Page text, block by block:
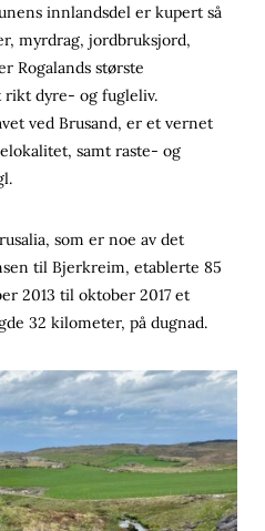
innlandsdel er kupert så
myrdrag, jordbruksjord,
Rogalands største
rikt dyre- og fugleliv.
ved Brusand, er et vernet
samt raste- og
som er noe av det
til Bjerkreim, etablerte 85
2013 til oktober 2017 et
32 kilometer, på dugnad.